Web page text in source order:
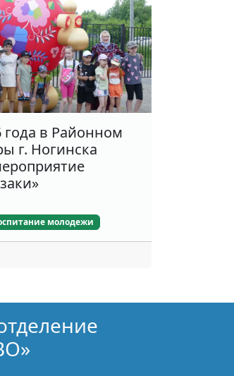
года в Районном
г. Ногинска
молодежи